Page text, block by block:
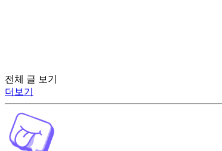
전체 글 보기
더보기